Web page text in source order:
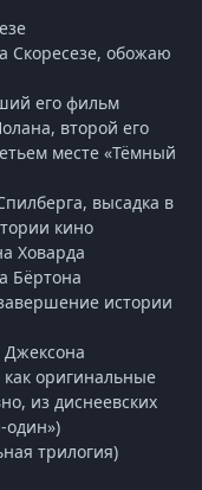
Скоресезе, обожаю
его фильм
второй его
месте «Тёмный
высадка в
кино
Ховарда
Бёртона
истории
Джексона
оригинальные
из диснеевских
один»)
трилогия)